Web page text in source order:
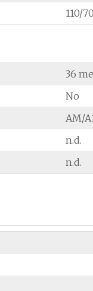
110/
36
No
AM/
n.d.
n.d.